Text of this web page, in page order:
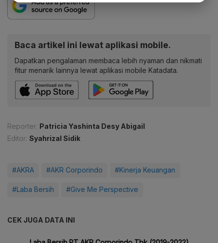
Baca artikel ini lewat aplikasi mobile.
Dapatkan pengalaman membaca lebih nyaman dan nikmati
fitur menarik lainnya lewat aplikasi mobile Katadata.
Reporter: Patricia Yashinta Desy Abigail
Editor: Syahrizal Sidik
#AKRA #AKR Corporindo #Kinerja Keuangan
#Laba Bersih #Give Me Perspective
CEK JUGA DATA INI